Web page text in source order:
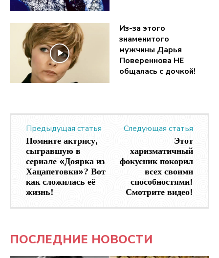
Из-за этого
знаменитого
мужчины Дарья
Повереннова НЕ
общалась с дочкой!
Предыдущая статья
Помните актрису,
сыгравшую в
сериале «Доярка из
Хацапетовки»? Вот
как сложилась её
жизнь!
Следующая статья
Этот
харизматичный
фокусник покорил
всех своими
способностями!
Смотрите видео!
ПОСЛЕДНИЕ НОВОСТИ